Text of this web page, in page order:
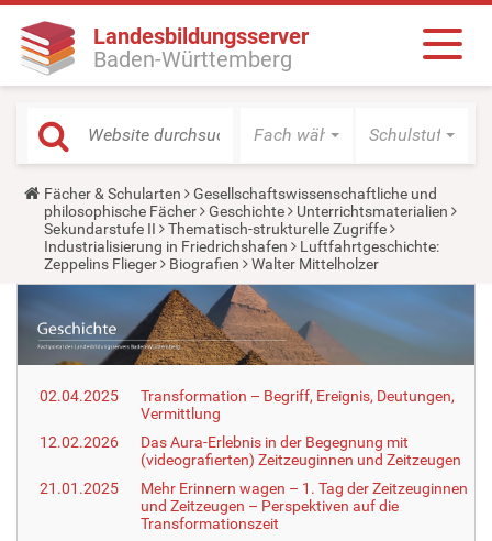
Landesbildungsserver
Baden-Württemberg
Fach wählen Schulstufe
Y
o
u
a
r
e
r
e
:
Fächer & Schularten
Gesellschaftswissenschaftliche und
philosophische Fächer
Geschichte
Unterrichtsmaterialien
Sekundarstufe II
Thematisch-strukturelle Zugriffe
Industrialisierung in Friedrichshafen
Luftfahrtgeschichte:
Zeppelins Flieger
Biografien Walter Mittelholzer
02.04.2025
Transformation – Begriff, Ereignis, Deutungen,
Vermittlung
12.02.2026
Das Aura-Erlebnis in der Begegnung mit
(videografierten) Zeitzeuginnen und Zeitzeugen
21.01.2025
Mehr Erinnern wagen – 1. Tag der Zeitzeuginnen
und Zeitzeugen – Perspektiven auf die
Transformationszeit